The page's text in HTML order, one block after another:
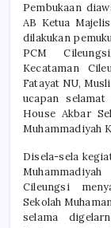
Pembukaan
AB Ketua
dilakukan
PCM
Kecataman
Fatayat NU,
ucapan
House Akbar
Muhammadiyah
Disela-sela
Cileungsi
Sekolah
selama